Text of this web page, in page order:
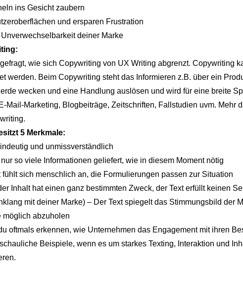
ins Gesicht zaubern
und ersparen Frustration
deiner Marke
wie sich Copywriting von UX Writing abgrenzt. Copywriting
werden. Beim Copywriting steht das Informieren z.B. über ein
wecken und eine Handlung auslösen und wird für eine breite
Mail-Marketing, Blogbeiträge, Zeitschriften, Fallstudien uvm. Mehr
5 Merkmale:
und unmissverständlich
so viele Informationen geliefert, wie in diesem Moment nötig
fühlt sich menschlich an, die Formulierungen passen zur Situation
Inhalt hat einen ganz bestimmten Zweck, der Text erfüllt keinen
mit deiner Marke) – Der Text spiegelt das Stimmungsbild der
möglich abzuholen
oftmals erkennen, wie Unternehmen das Engagement mit ihren
Beispiele, wenn es um starkes Texting, Interaktion und